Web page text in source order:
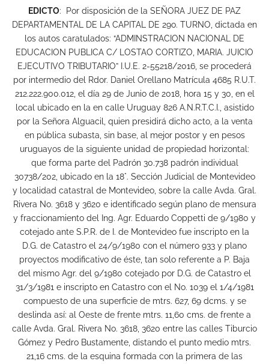
EDICTO: Por disposición de la SEÑORA JUEZ DE PAZ
DEPARTAMENTAL DE LA CAPITAL DE 29o. TURNO, dictada en
los autos caratulados: “ADMINSTRACION NACIONAL DE
EDUCACION PUBLICA C/ LOSTAO CORTIZO, MARIA. JUICIO
EJECUTIVO TRIBUTARIO” I.U.E. 2-55218/2016, se procederá
por intermedio del Rdor. Daniel Orellano Matrícula 4685 R.U.T.
212.222.900.012, el día 29 de Junio de 2018, hora 15 y 30, en el
local ubicado en la en calle Uruguay 826 A.N.R.T.C.I., asistido
por la Señora Alguacil, quien presidirá dicho acto, a la venta
en pública subasta, sin base, al mejor postor y en pesos
uruguayos de la siguiente unidad de propiedad horizontal:
que forma parte del Padrón 30.738 padrón individual
30738/202, ubicado en la 18°. Sección Judicial de Montevideo
y localidad catastral de Montevideo, sobre la calle Avda. Gral.
Rivera No. 3618 y 3620 e identificado según plano de mensura
y fraccionamiento del Ing. Agr. Eduardo Coppetti de 9/1980 y
cotejado ante S.P.R. de I. de Montevideo fue inscripto en la
D.G. de Catastro el 24/9/1980 con el número 933 y plano
proyectos modificativo de éste, tan solo referente a P. Baja
del mismo Agr. del 9/1980 cotejado por D.G. de Catastro el
31/3/1981 e inscripto en Catastro con el No. 1039 el 1/4/1981
compuesto de una superficie de mtrs. 627, 69 dcms. y se
deslinda así: al Oeste de frente mtrs. 11,60 cms. de frente a
calle Avda. Gral. Rivera No. 3618, 3620 entre las calles Tiburcio
Gómez y Pedro Bustamente, distando el punto medio mtrs.
21,16 cms. de la esquina formada con la primera de las